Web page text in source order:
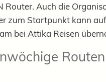
Router. Auch die
zum Startpunkt kann
bei Attika Reisen